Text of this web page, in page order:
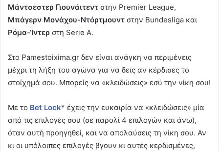
Μάντσεστερ Γιουνάιτεντ στην Premier League,
Μπάγερν Μονάχου-Ντόρτμουντ στην Bundesliga και
Ρόμα-‘Ιντερ στη Serie A.
Στο Pamestoixima.gr δεν είναι ανάγκη να περιμένεις
μέχρι τη λήξη του αγώνα για να δεις αν κέρδισες το
στοίχημά σου. Μπορείς να «κλειδώσεις» εσύ την νίκη σου!
Με το Bet Lock* έχεις την ευκαιρία να «κλειδώσεις» μία
από τις επιλογές σου (σε παρολί 4 επιλογών και άνω),
όταν αυτή προηγηθεί, και να απολαύσεις τη νίκη σου. Αν
κι οι υπόλοιπες επιλογές βγουν κι αυτές κερδισμένες,